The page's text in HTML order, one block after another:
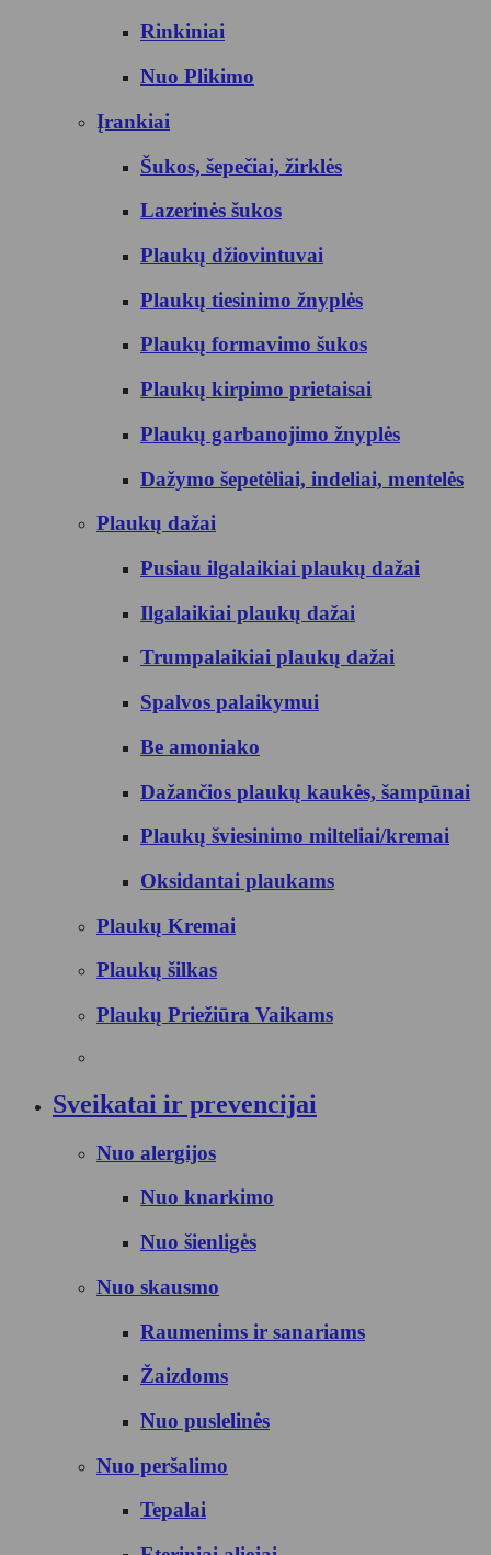
Rinkiniai
Nuo Plikimo
Įrankiai
Šukos, šepečiai, žirklės
Lazerinės šukos
Plaukų džiovintuvai
Plaukų tiesinimo žnyplės
Plaukų formavimo šukos
Plaukų kirpimo prietaisai
Plaukų garbanojimo žnyplės
Dažymo šepetėliai, indeliai, mentelės
Plaukų dažai
Pusiau ilgalaikiai plaukų dažai
Ilgalaikiai plaukų dažai
Trumpalaikiai plaukų dažai
Spalvos palaikymui
Be amoniako
Dažančios plaukų kaukės, šampūnai
Plaukų šviesinimo milteliai/kremai
Oksidantai plaukams
Plaukų Kremai
Plaukų šilkas
Plaukų Priežiūra Vaikams
Sveikatai ir prevencijai
Nuo alergijos
Nuo knarkimo
Nuo šienligės
Nuo skausmo
Raumenims ir sanariams
Žaizdoms
Nuo puslelinės
Nuo peršalimo
Tepalai